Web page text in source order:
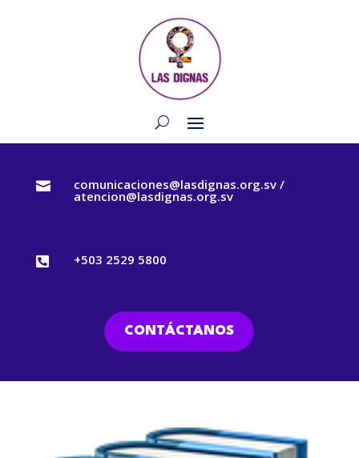
 comunicaciones@lasdignas.org.sv /
atencion@lasdignas.org.sv
 +503 2529 5800
CONTÁCTANOS